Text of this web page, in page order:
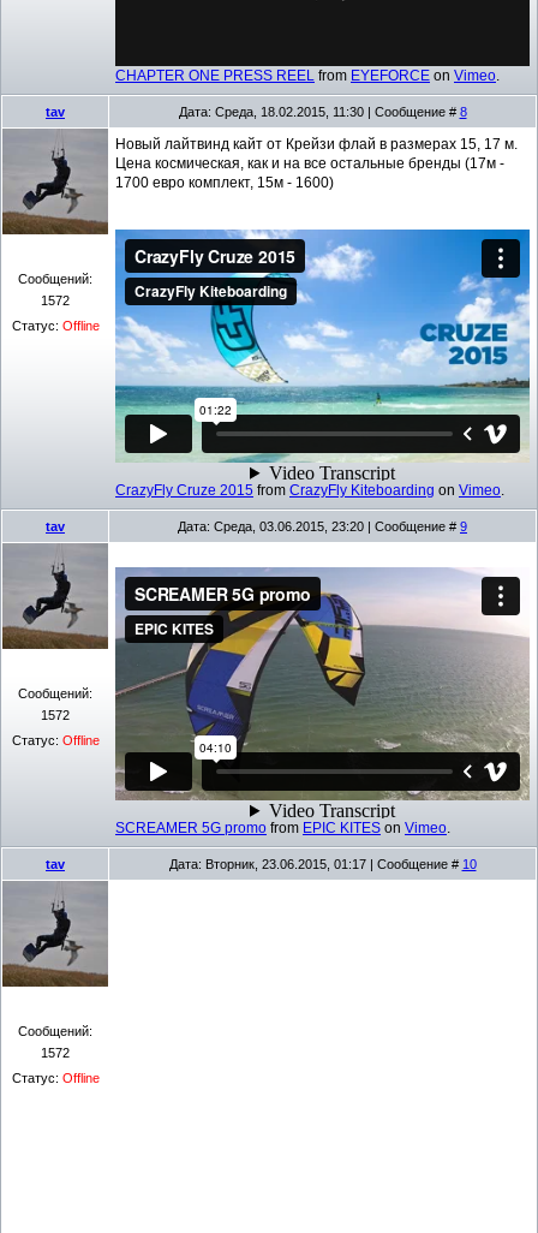
CHAPTER ONE PRESS REEL from EYEFORCE on Vimeo
tav Дата: Среда, 18.02.2015, 11:30 | Сообщение # 8
Сообщений:
1572
Статус: Offline
Новый лайтвинд кайт от Крейзи флай в размерах 15, 17 м.
Цена космическая, как и на все остальные бренды (17м -
1700 евро комплект, 15м - 1600)
CrazyFly Cruze 2015 from CrazyFly Kiteboarding on Vimeo
tav Дата: Среда, 03.06.2015, 23:20 | Сообщение # 9
Сообщений:
1572
Статус: Offline
SCREAMER 5G promo from EPIC KITES on Vimeo
tav Дата: Вторник, 23.06.2015, 01:17 | Сообщение # 10
Сообщений:
1572
Статус: Offline